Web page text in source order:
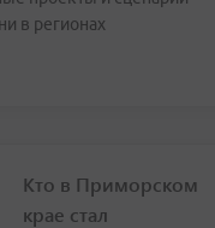
в регионах
Кто в Приморском
крае стал